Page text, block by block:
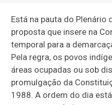
Está na pauta do
proposta que insere na
temporal para a
Pela regra, os povos
áreas ocupadas ou sob
promulgação da
1988. A ordem do dia